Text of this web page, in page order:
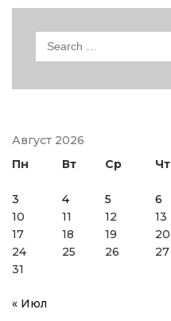
Search
Август 2026
Пн
Вт Ср Чт
3
4 5 6
10
11 12 13
17
18 19 20
24
25 26 27
31
« Июл